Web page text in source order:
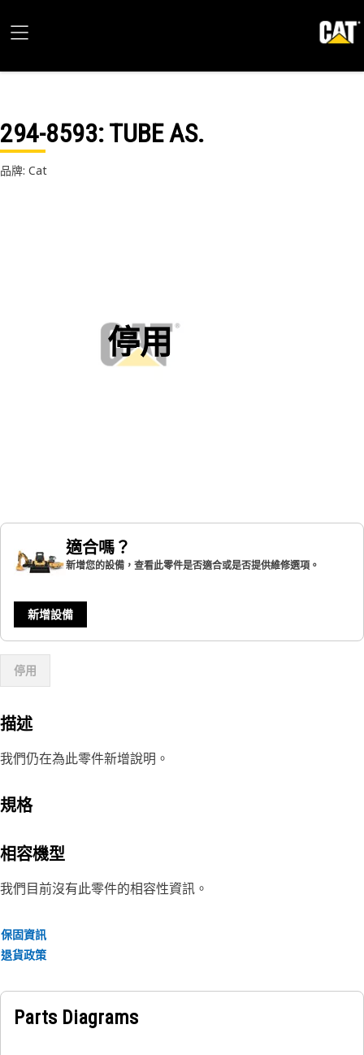
294-8593: TUBE AS.
品牌: Cat
停用
適合嗎？
新增您的設備，查看此零件是否適合或是否提供維修選項。
新增設備
停用
描述
我們仍在為此零件新增說明。
規格
相容機型
我們目前沒有此零件的相容性資訊。
保固資訊
退貨政策
Parts Diagrams